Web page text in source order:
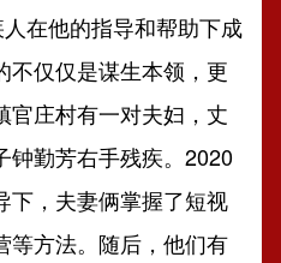
在他的指导和帮助下成
不仅仅是谋生本领，更
官庄村有一对夫妇，丈
钟勤芳右手残疾。2020
下，夫妻俩掌握了短视
等方法。随后，他们有